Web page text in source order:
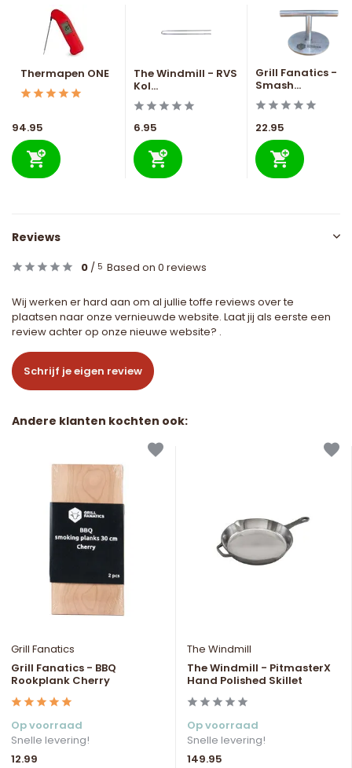
Thermapen ONE
94.95
The Windmill - RVS
Kol...
6.95
Grill Fanatics -
Smash...
22.95
Reviews
0 / 5 Based on 0 reviews
Wij werken er hard aan om al jullie toffe reviews over te
plaatsen naar onze vernieuwde website. Laat jij als eerste een
review achter op onze nieuwe website? .
Schrijf je eigen review
Andere klanten kochten ook:
Grill Fanatics
Grill Fanatics - BBQ
Rookplank Cherry
Op voorraad
Snelle levering!
12.99
The Windmill
The Windmill - PitmasterX
Hand Polished Skillet
Op voorraad
Snelle levering!
149.95